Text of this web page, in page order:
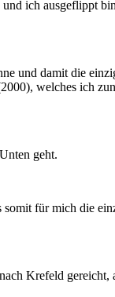
ich ausgeflippt
und damit die
welches ich
geht.
für mich die
Krefeld